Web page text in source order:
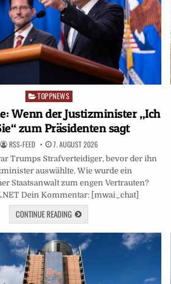
Posted
TOPPNEWS
Wenn der Justizminister „Ich
zum Präsidenten sagt
RSS-FEED 7. AUGUST 2026
Trumps Strafverteidiger, bevor der ihn
auswählte. Wie wurde ein
Staatsanwalt zum engen Vertrauten?
Dein Kommentar: [mwai_chat]
CONTINUE READING